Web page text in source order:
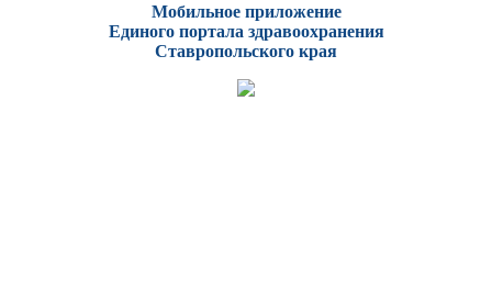
Мобильное приложение
Единого портала здравоохранения
Ставропольского края